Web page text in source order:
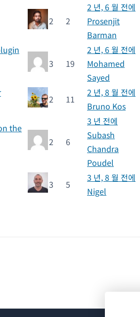
2 2
2 년, 6 월 전에
Prosenjit
Barman
3 19
2 년, 6 월 전에
Mohamed
Sayed
2 11
2 년, 8 월 전에
Bruno Kos
the
2 6
3 년 전에
Subash
Chandra
Poudel
3 5
3 년, 8 월 전에
Nigel